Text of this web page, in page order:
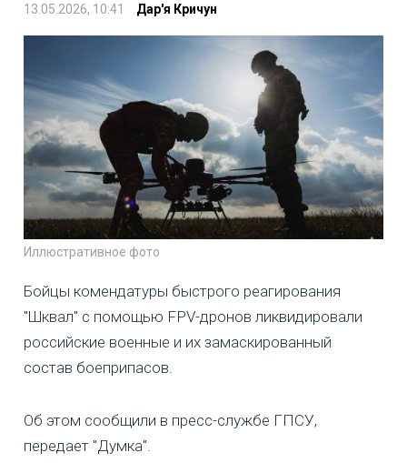
13.05.2026, 10:41 Дар'я Кричун
Иллюстративное фото
Бойцы комендатуры быстрого реагирования
"Шквал" с помощью FPV-дронов ликвидировали
российские военные и их замаскированный
состав боеприпасов.
Об этом сообщили в пресс-службе ГПСУ,
передает "Думка".